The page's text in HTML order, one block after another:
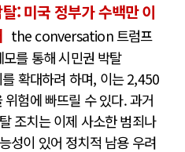
: 미국 정부가 수백만 이
the conversation 트럼프
를 통해 시민권 박탈
확대하려 하며, 이는 2,450
험에 빠뜨릴 수 있다. 과거
조치는 이제 사소한 범죄나
성이 있어 정치적 남용 우려